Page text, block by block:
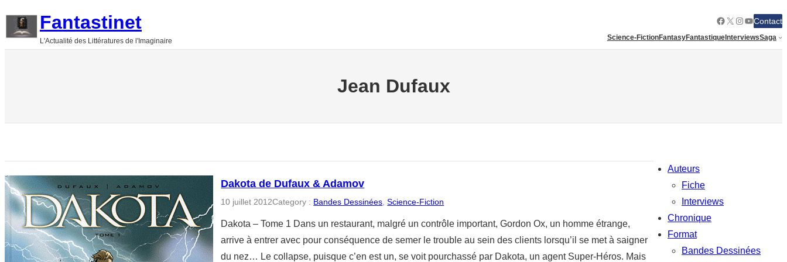
Fantastinet
L'Actualité des Littératures de l'Imaginaire
Facebook
X Instagram
YouTube
Contact
Science-FictionFantasyFantastiqueInterviewsSaga
Jean Dufaux
Dakota de Dufaux & Adamov
10 juillet 2012Category : Bandes Dessinées , Science-Fiction
Dakota – Tome 1 Dans un restaurant, malgré un contrôle important, Gordon Ox, un homme étrange,
arrive à entrer avec pour conséquence de semer le trouble au sein des clients lorsqu’il se met à saigner
du nez… Le collapse, puisque c’en est un, se voit pourchassé par Dakota, un agent Super-Héros. Mais
Auteurs
Fiche
Interviews
Chronique
Format
Bandes Dessinées